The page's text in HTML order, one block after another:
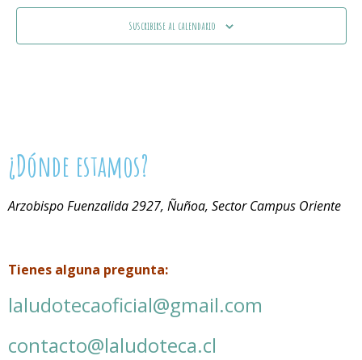
Suscribirse al calendario
¿Dónde estamos?
Arzobispo Fuenzalida 2927, Ñuñoa, Sector Campus Oriente
Tienes alguna pregunta:
laludotecaoficial@gmail.com
contacto@laludoteca.cl